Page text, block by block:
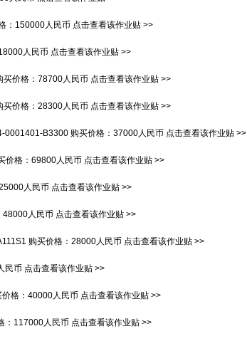
： 150000人民币 点击查看该作业贴 >>
人民币 点击查看该作业贴 >>
买价格： 78700人民币 点击查看该作业贴 >>
买价格： 28300人民币 点击查看该作业贴 >>
0001401-B3300 购买价格： 37000人民币 点击查看该作业贴 >>
价格： 69800人民币 点击查看该作业贴 >>
人民币 点击查看该作业贴 >>
48000人民币 点击查看该作业贴 >>
购买价格： 28000人民币 点击查看该作业贴 >>
民币 点击查看该作业贴 >>
格： 40000人民币 点击查看该作业贴 >>
： 117000人民币 点击查看该作业贴 >>